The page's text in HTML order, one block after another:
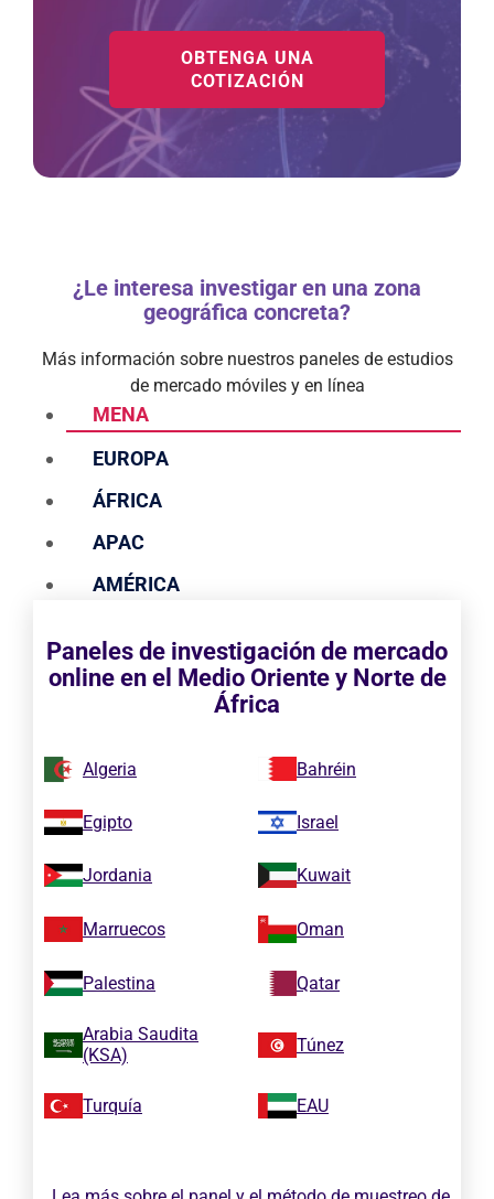
OBTENGA UNA
COTIZACIÓN
¿Le interesa investigar en una zona
geográfica concreta?
Más información sobre nuestros paneles de estudios
de mercado móviles y en línea
MENA
EUROPA
ÁFRICA
APAC
AMÉRICA
Paneles de investigación de mercado
online en el Medio Oriente y Norte de
África
Algeria Bahréin
Egipto Israel
Jordania Kuwait
Marruecos Oman
Palestina Qatar
Arabia Saudita
(KSA)
Túnez
Turquía EAU